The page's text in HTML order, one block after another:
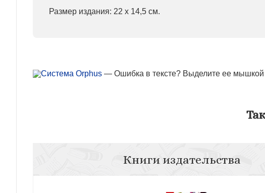
Размер издания: 22 х 14,5 см.
— Ошибка в тексте? Выделите ее мышкой
Книги издательства